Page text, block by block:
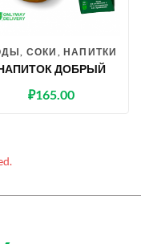
СОКИ, НАПИТКИ
ДОБРЫЙ
₽165.00